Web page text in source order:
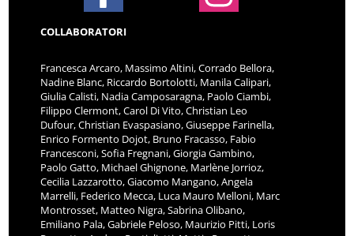
COLLABORATORI
Francesca Arcaro, Massimo Altini, Corrado Bellora,
Nadine Blanc, Riccardo Bortolotti, Manila Calipari,
Giulia Calisti, Nadia Camposaragna, Paolo Ciambi,
Filippo Clermont, Carol Di Vito, Christian Leo
Dufour, Christian Evaspasiano, Giuseppe Farinella,
Enrico Formento Dojot, Bruno Fracasso, Fabio
Francesconi, Sofia Fregnani, Giorgia Gambino,
Paolo Gatto, Michael Ghignone, Marlène Jorrioz,
Cecilia Lazzarotto, Giacomo Mangano, Angela
Marrelli, Federico Mecca, Luca Mauro Melloni, Marc
Montrosset, Matteo Nigra, Sabrina Olibano,
Emiliano Pala, Gabriele Peloso, Maurizio Pitti, Loris